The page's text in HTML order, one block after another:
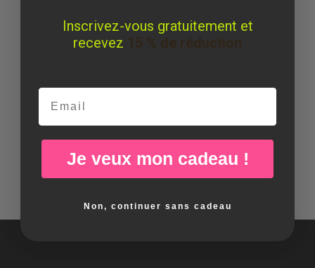
Inscrivez-vous gratuitement et
recevez
Email
Je veux mon cadeau !
Non, continuer sans cadeau